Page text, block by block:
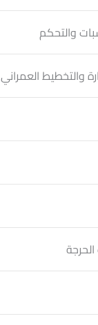
والتحكم
والتخطيط العمراني